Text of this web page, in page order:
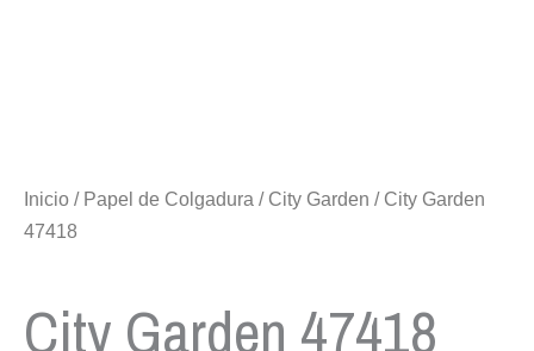
Inicio / Papel de Colgadura / City Garden / City Garden
47418
City Garden 47418